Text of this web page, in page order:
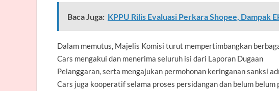
Baca Juga: KPPU Rilis Evaluasi Perkara Shopee, Dampak
Dalam memutus, Majelis Komisi turut mempertimbangkan
Cars mengakui dan menerima seluruh isi dari Laporan Dugaan
Pelanggaran, serta mengajukan permohonan keringanan sanksi
Cars juga kooperatif selama proses persidangan dan belum